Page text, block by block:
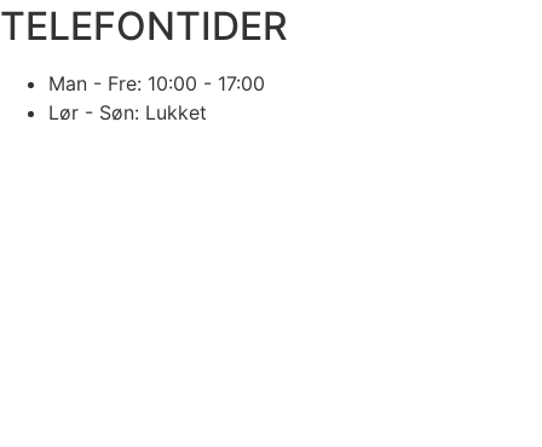
TELEFONTIDER
Man - Fre: 10:00 - 17:00
Lør - Søn: Lukket